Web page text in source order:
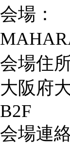
会場：
会場住所
大阪府
B2F
会場連